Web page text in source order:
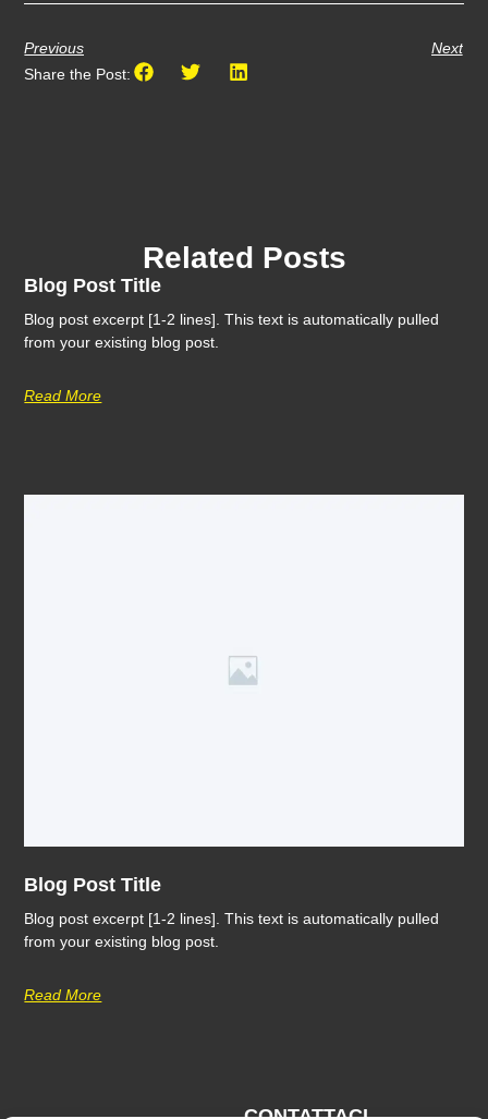
Previous
Next
Share the Post:
Related Posts
Blog Post Title
Blog post excerpt [1-2 lines]. This text is automatically pulled
from your existing blog post.
Read More
Blog Post Title
Blog post excerpt [1-2 lines]. This text is automatically pulled
from your existing blog post.
Read More